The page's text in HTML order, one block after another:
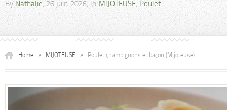
By Nathalie, 26 juin 2026, In MIJOTEUSE, Poulet
Home » MIJOTEUSE » Poulet champignons et bacon (Mijoteuse)